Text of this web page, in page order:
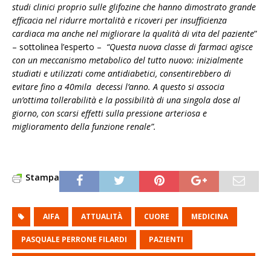
studi clinici proprio sulle glifozine che hanno dimostrato grande
efficacia nel ridurre mortalità e ricoveri per insufficienza
cardiaca ma anche nel migliorare la qualità di vita del paziente”
– sottolinea l’esperto – “Questa nuova classe di farmaci agisce
con un meccanismo metabolico del tutto nuovo: inizialmente
studiati e utilizzati come antidiabetici, consentirebbero di
evitare fino a 40mila decessi l’anno. A questo si associa
un’ottima tollerabilità e la possibilità di una singola dose al
giorno, con scarsi effetti sulla pressione arteriosa e
miglioramento della funzione renale”.
Stampa
AIFA ATTUALITÀ CUORE MEDICINA
PASQUALE PERRONE FILARDI PAZIENTI